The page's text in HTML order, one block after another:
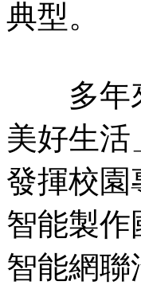
典型。
多年來
美好生
發揮校園
智能製作
智能網聯